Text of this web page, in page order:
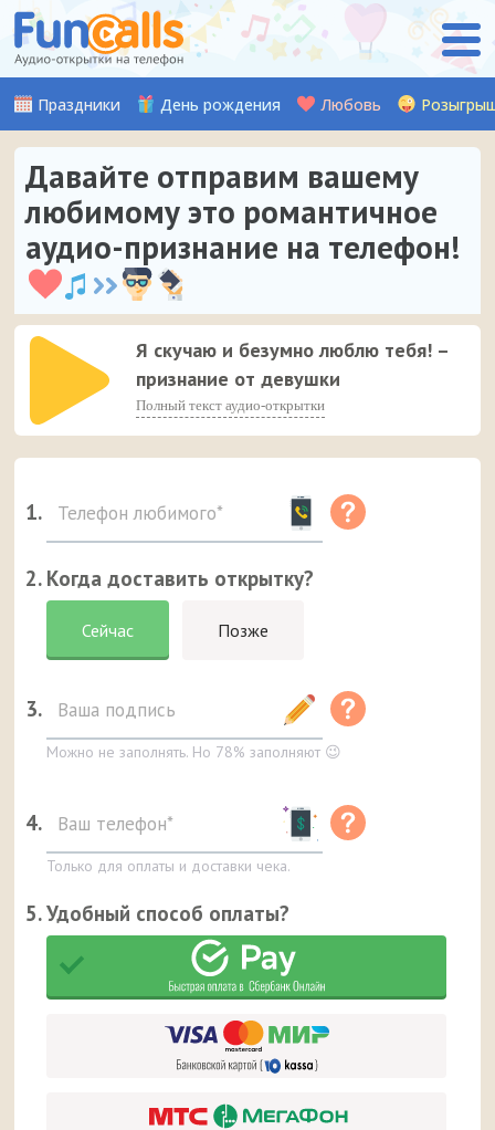
Праздники День рождения Любовь
Давайте отправим вашему
любимому это романтичное
аудио-признание на телефон!
Я скучаю и безумно люблю тебя! –
признание от девушки
Полный текст аудио-открытки
1.
2. Когда доставить открытку?
Сейчас Позже
3.
Можно не заполнять. Но 78% заполняют 😉
4.
Только для оплаты и доставки чека.
5. Удобный способ оплаты?